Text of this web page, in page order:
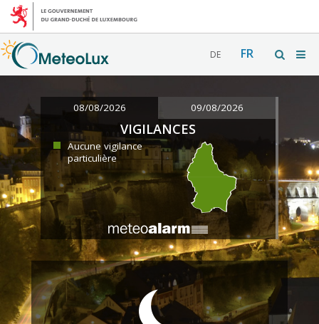
DE FR
08/08/2026 09/08/2026
VIGILANCES
Aucune vigilance
particulière